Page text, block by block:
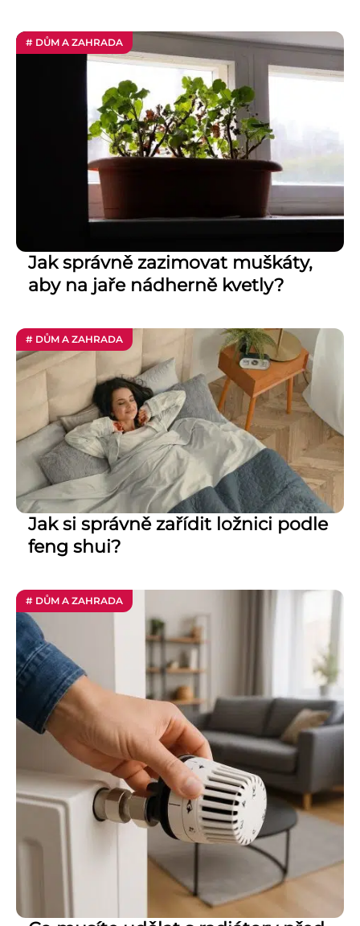
# DŮM A ZAHRADA
Jak správně zazimovat muškáty,
aby na jaře nádherně kvetly?
# DŮM A ZAHRADA
Jak si správně zařídit ložnici podle
feng shui?
# DŮM A ZAHRADA